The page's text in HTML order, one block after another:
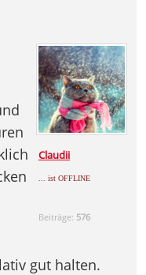
Claudii
... ist OFFLINE
Beiträge: 576
gut halten.